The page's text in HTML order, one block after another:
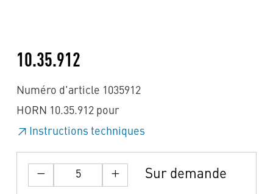
10.35.912
Numéro d'article 1035912
HORN 10.35.912 pour
Instructions techniques
Sur demande